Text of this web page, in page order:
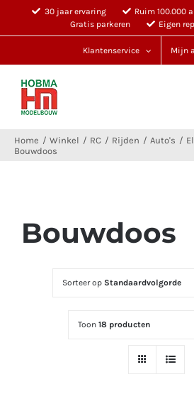
30 jaar ervaring
Ruim 100.000
Gratis parkeren
Eigen
Klantenservice Mijn
Home Winkel RC Rijden Auto's
Bouwdoos
Bouwdoos
Sorteer op Standaardvolgorde
Toon18 producten